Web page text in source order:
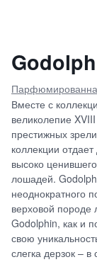
Вместе с
великолепие
престижных
коллекции
высоко
лошадей.
неоднократного
верховой породе
Godolphin, как и
свою
слегка дерзок –